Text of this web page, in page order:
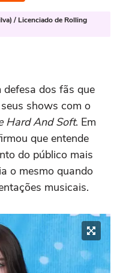
/ Licenciado de Rolling
dos fãs que
shows com o
Hard And Soft. Em
que entende
do público mais
o mesmo quando
musicais.